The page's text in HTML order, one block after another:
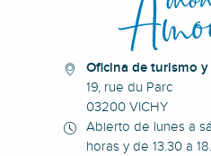
Oficina de turismo
19, rue du Parc
03200 VICHY
Abierto de lunes a
horas y de 13.30 a